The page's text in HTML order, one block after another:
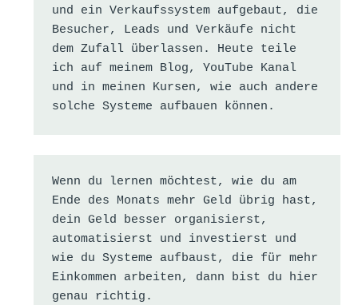
und ein Verkaufssystem aufgebaut, die
Besucher, Leads und Verkäufe nicht
dem Zufall überlassen. Heute teile
ich auf meinem Blog, YouTube Kanal
und in meinen Kursen, wie auch andere
solche Systeme aufbauen können.
Wenn du lernen möchtest, wie du am
Ende des Monats mehr Geld übrig hast,
dein Geld besser organisierst,
automatisierst und investierst und
wie du Systeme aufbaust, die für mehr
Einkommen arbeiten, dann bist du hier
genau richtig.